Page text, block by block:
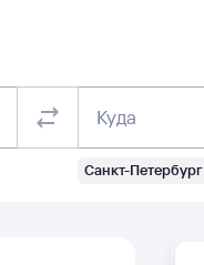
Куда
Санкт-Петербург